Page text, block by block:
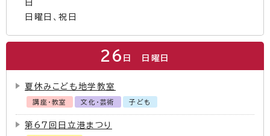
日
日曜日、祝日
26 日 日曜日
夏休みこども地学教室
講座・教室 文化・芸術 子ども
第67回日立港まつり